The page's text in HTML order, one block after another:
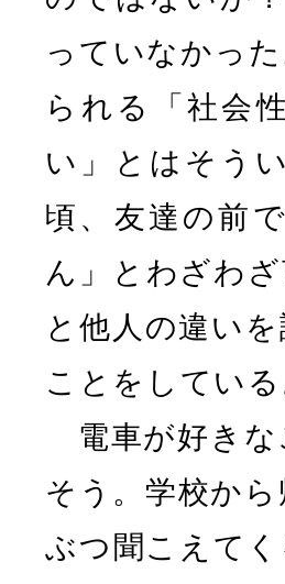
っていなかっ
られる「社会
い」とはそう
頃、友達の前
ん」とわざわ
と他人の違い
ことをしている
電車が好きな
そう。学校か
ぶつ聞こえて